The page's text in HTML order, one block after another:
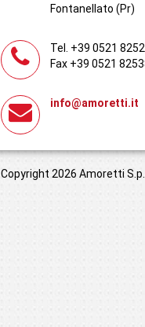
Fontanellato (Pr)
Tel. +39 0521
Fax +39 0521
info@amoretti.it
Copyright 2026 Amoretti